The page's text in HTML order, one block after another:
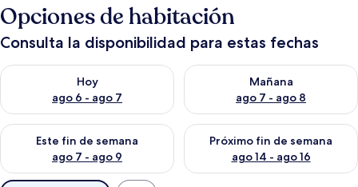
Opciones de habitación
Consulta la disponibilidad para estas fechas
Hoy
ago 6 - ago 7
Consulta la disponibilidad para hoy ago 6 - ago 7
Mañana
ago 7 - ago 8
Consulta la disponibilidad
Este fin de semana
ago 7 - ago 9
Consulta la disponibilidad para este fin de semana ago 7 -
Próximo fin de semana
ago 14 - ago 16
Consulta la disponibilidad